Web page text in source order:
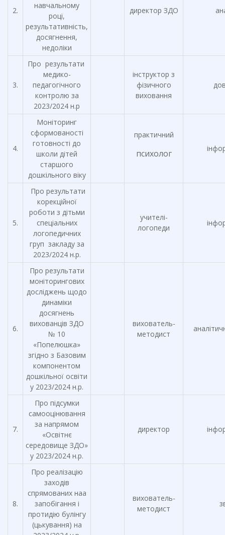
2.
навчальному
році,
результативність,
досягнення,
недоліки
директор ЗДО
3.
Про результати
медико-
педагогічного
контролю за
2023/2024 н.р
інструктор з
фізичного
виховання
4.
Моніторинг
сформованості
готовності до
школи дітей
старшого
дошкільного віку
практичний
психолог
5.
Про результати
корекційної
роботи з дітьми
спеціальних
логопедичних
груп закладу за
2023/2024 н.р.
учителі-
логопеди
6.
Про результати
моніторингових
досліджень щодо
динаміки
досягнень
вихованців ЗДО
№ 10
«Попелюшка»
згідно з Базовим
компонентом
дошкільної освіти
у 2023/2024 н.р.
вихователь-
методист
7.
Про підсумки
самооцінювання
за напрямом
«Освітнє
середовище ЗДО»
у 2023/2024 н.р.
директор
8.
Про реалізацію
заходів
спрямованих наа
запобігання і
протидію булінгу
(цькування) на
вихователь-
методист